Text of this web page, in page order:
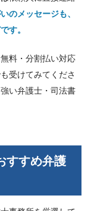
のメッセージも、
す。
料・分割払い対応
受けてみてくださ
い弁護士・司法書
すすめ弁護